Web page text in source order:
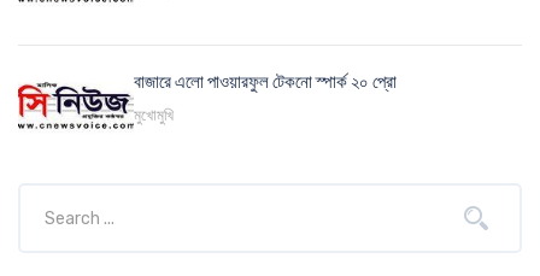
বাজারে এলো পাওয়ারফুল টেকনো স্পার্ক ২০ প্রো
মুখোমুখি